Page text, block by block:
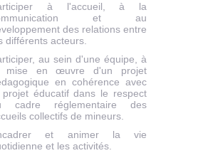
à l'accueil, à la
et au
des relations entre
différents acteurs.
au sein d'une équipe, à
mise en œuvre d'un projet
en cohérence avec
projet éducatif dans le respect
cadre réglementaire des
collectifs de mineurs.
et animer la vie
et les activités.